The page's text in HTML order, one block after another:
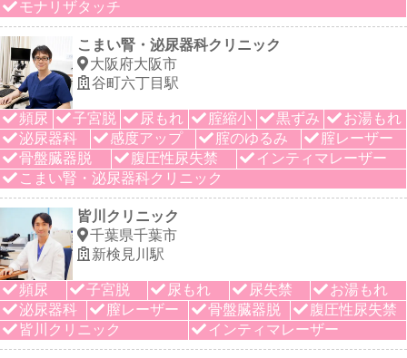
モナリザタッチ
こまい腎・泌尿器科クリニック
大阪府大阪市
谷町六丁目駅
頻尿 子宮脱 尿もれ 腟縮小 黒ずみ
お湯もれ
泌尿器科
感度アップ 腟のゆるみ
腟レーザー
骨盤臓器脱
腹圧性尿失禁
インティマレーザー
こまい腎・泌尿器科クリニック
皆川クリニック
千葉県千葉市
新検見川駅
頻尿 子宮脱 尿もれ 尿失禁
お湯もれ
泌尿器科
膣レーザー 骨盤臓器脱
腹圧性尿失禁
皆川クリニック
インティマレーザー